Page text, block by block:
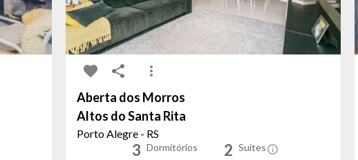
Aberta dos Morros
Altos do Santa Rita
Porto Alegre - RS
3 Dormitórios 2 Suítes